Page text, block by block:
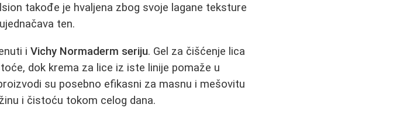
takođe je hvaljena zbog svoje lagane teksture
ten.
iVichy Normaderm seriju. Gel za čišćenje lica
dok krema za lice iz iste linije pomaže u
su posebno efikasni za masnu i mešovitu
i čistoću tokom celog dana.